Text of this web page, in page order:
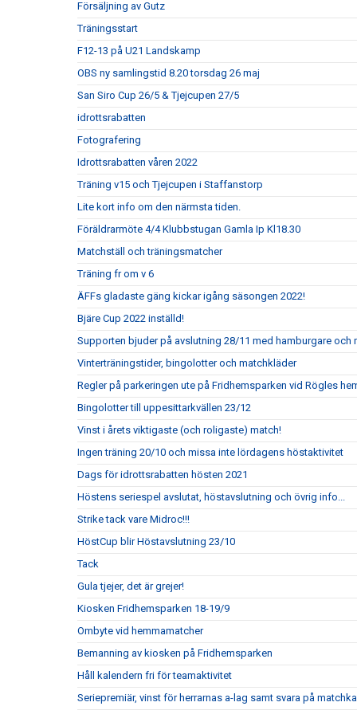
Försäljning av Gutz
Träningsstart
F12-13 på U21 Landskamp
OBS ny samlingstid 8.20 torsdag 26 maj
San Siro Cup 26/5 & Tjejcupen 27/5
idrottsrabatten
Fotografering
Idrottsrabatten våren 2022
Träning v15 och Tjejcupen i Staffanstorp
Lite kort info om den närmsta tiden.
Föräldrarmöte 4/4 Klubbstugan Gamla Ip Kl18.30
Matchställ och träningsmatcher
Träning fr om v 6
ÄFFs gladaste gäng kickar igång säsongen 2022!
Bjäre Cup 2022 inställd!
Supporten bjuder på avslutning 28/11 med hamburgare och
Vinterträningstider, bingolotter och matchkläder
Regler på parkeringen ute på Fridhemsparken vid Rögles
Bingolotter till uppesittarkvällen 23/12
Vinst i årets viktigaste (och roligaste) match!
Ingen träning 20/10 och missa inte lördagens höstaktivitet
Dags för idrottsrabatten hösten 2021
Höstens seriespel avslutat, höstavslutning och övrig info...
Strike tack vare Midroc!!!
HöstCup blir Höstavslutning 23/10
Tack
Gula tjejer, det är grejer!
Kiosken Fridhemsparken 18-19/9
Ombyte vid hemmamatcher
Bemanning av kiosken på Fridhemsparken
Håll kalendern fri för teamaktivitet
Seriepremiär, vinst för herrarnas a-lag samt svara på